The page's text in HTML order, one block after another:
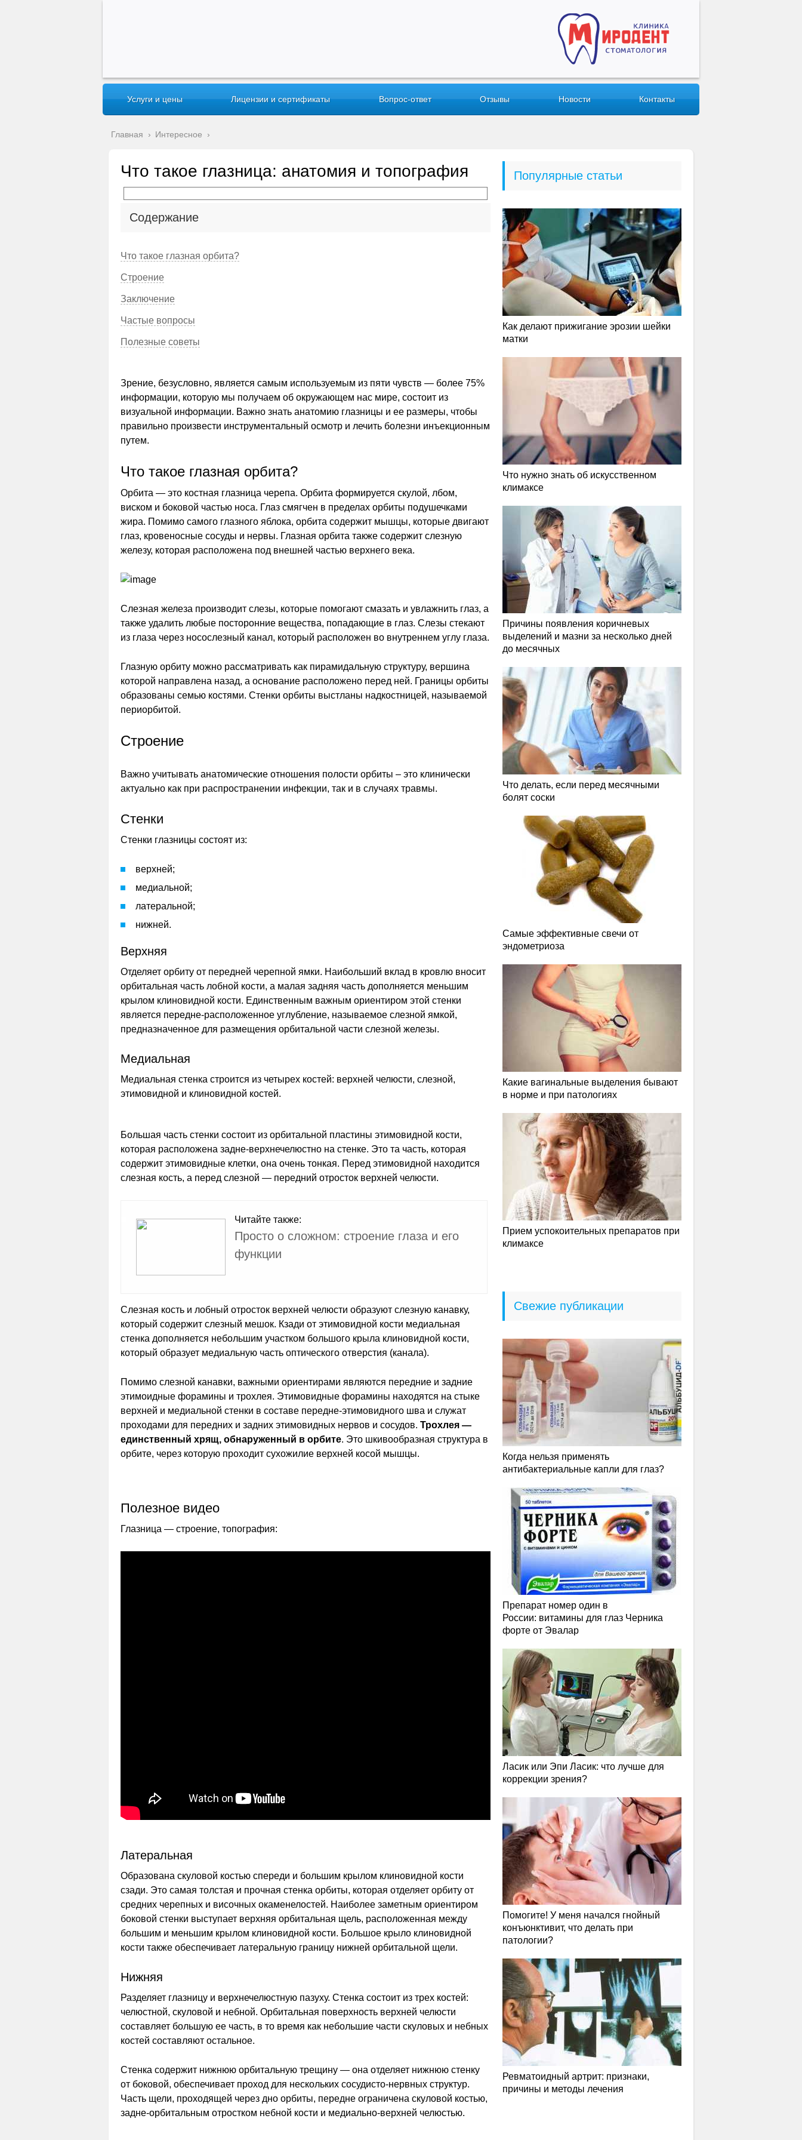
Услуги и цены Лицензии и сертификаты Вопрос-ответ Отзывы Новости Контакты
Главная › Интересное ›
Что такое глазница: анатомия и топография
Содержание
Что такое глазная орбита?
Строение
Заключение
Частые вопросы
Полезные советы
Зрение, безусловно, является самым используемым из пяти чувств — более 75%
информации, которую мы получаем об окружающем нас мире, состоит из
визуальной информации. Важно знать анатомию глазницы и ее размеры, чтобы
правильно произвести инструментальный осмотр и лечить болезни инъекционным
путем.
Что такое глазная орбита?
Орбита — это костная глазница черепа. Орбита формируется скулой, лбом,
виском и боковой частью носа. Глаз смягчен в пределах орбиты подушечками
жира. Помимо самого глазного яблока, орбита содержит мышцы, которые двигают
глаз, кровеносные сосуды и нервы. Глазная орбита также содержит слезную
железу, которая расположена под внешней частью верхнего века.
Слезная железа производит слезы, которые помогают смазать и увлажнить глаз, а
также удалить любые посторонние вещества, попадающие в глаз. Слезы стекают
из глаза через носослезный канал, который расположен во внутреннем углу глаза.
Глазную орбиту можно рассматривать как пирамидальную структуру, вершина
которой направлена назад, а основание расположено перед ней. Границы орбиты
образованы семью костями. Стенки орбиты выстланы надкостницей, называемой
периорбитой.
Строение
Важно учитывать анатомические отношения полости орбиты – это клинически
актуально как при распространении инфекции, так и в случаях травмы.
Стенки
Стенки глазницы состоят из:
верхней;
медиальной;
латеральной;
нижней.
Верхняя
Отделяет орбиту от передней черепной ямки. Наибольший вклад в кровлю вносит
орбитальная часть лобной кости, а малая задняя часть дополняется меньшим
крылом клиновидной кости. Единственным важным ориентиром этой стенки
является передне-расположенное углубление, называемое слезной ямкой,
предназначенное для размещения орбитальной части слезной железы.
Медиальная
Медиальная стенка строится из четырех костей: верхней челюсти, слезной,
этимовидной и клиновидной костей.
Большая часть стенки состоит из орбитальной пластины этимовидной кости,
которая расположена задне-верхнечелюстно на стенке. Это та часть, которая
содержит этимовидные клетки, она очень тонкая. Перед этимовидной находится
слезная кость, а перед слезной — передний отросток верхней челюсти.
Читайте также:
Просто о сложном: строение глаза и его
функции
Слезная кость и лобный отросток верхней челюсти образуют слезную канавку,
который содержит слезный мешок. Кзади от этимовидной кости медиальная
стенка дополняется небольшим участком большого крыла клиновидной кости,
который образует медиальную часть оптического отверстия (канала).
Помимо слезной канавки, важными ориентирами являются передние и задние
этимоидные форамины и трохлея. Этимовидные форамины находятся на стыке
верхней и медиальной стенки в составе передне-этимовидного шва и служат
проходами для передних и задних этимовидных нервов и сосудов. Трохлея —
единственный хрящ, обнаруженный в орбите. Это шкивообразная структура в
орбите, через которую проходит сухожилие верхней косой мышцы.
Полезное видео
Глазница — строение, топография:
Латеральная
Образована скуловой костью спереди и большим крылом клиновидной кости
сзади. Это самая толстая и прочная стенка орбиты, которая отделяет орбиту от
средних черепных и височных окаменелостей. Наиболее заметным ориентиром
боковой стенки выступает верхняя орбитальная щель, расположенная между
большим и меньшим крылом клиновидной кости. Большое крыло клиновидной
кости также обеспечивает латеральную границу нижней орбитальной щели.
Нижняя
Разделяет глазницу и верхнечелюстную пазуху. Стенка состоит из трех костей:
челюстной, скуловой и небной. Орбитальная поверхность верхней челюсти
составляет большую ее часть, в то время как небольшие части скуловых и небных
костей составляют остальное.
Стенка содержит нижнюю орбитальную трещину — она отделяет нижнюю стенку
от боковой, обеспечивает проход для нескольких сосудисто-нервных структур.
Часть щели, проходящей через дно орбиты, передне ограничена скуловой костью,
задне-орбитальным отростком небной кости и медиально-верхней челюстью.
Популярные статьи
Как делают прижигание эрозии шейки
матки
Что нужно знать об искусственном
климаксе
Причины появления коричневых
выделений и мазни за несколько дней
до месячных
Что делать, если перед месячными
болят соски
Самые эффективные свечи от
эндометриоза
Какие вагинальные выделения бывают
в норме и при патологиях
Прием успокоительных препаратов при
климаксе
Свежие публикации
Когда нельзя применять
антибактериальные капли для глаз?
Препарат номер один в
России: витамины для глаз Черника
форте от Эвалар
Ласик или Эпи Ласик: что лучше для
коррекции зрения?
Помогите! У меня начался гнойный
конъюнктивит, что делать при
патологии?
Ревматоидный артрит: признаки,
причины и методы лечения